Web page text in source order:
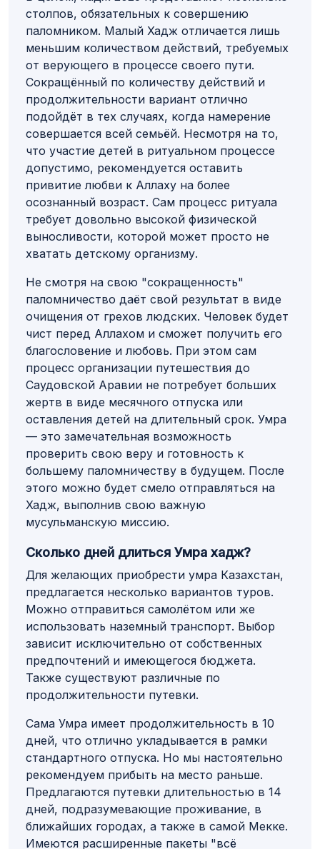
столпов, обязательных к совершению
паломником. Малый Хадж отличается лишь
меньшим количеством действий, требуемых
от верующего в процессе своего пути.
Сокращённый по количеству действий и
продолжительности вариант отлично
подойдёт в тех случаях, когда намерение
совершается всей семьёй. Несмотря на то,
что участие детей в ритуальном процессе
допустимо, рекомендуется оставить
привитие любви к Аллаху на более
осознанный возраст. Сам процесс ритуала
требует довольно высокой физической
выносливости, которой может просто не
хватать детскому организму.
Не смотря на свою "сокращенность"
паломничество даёт свой результат в виде
очищения от грехов людских. Человек будет
чист перед Аллахом и сможет получить его
благословение и любовь. При этом сам
процесс организации путешествия до
Саудовской Аравии не потребует больших
жертв в виде месячного отпуска или
оставления детей на длительный срок. Умра
— это замечательная возможность
проверить свою веру и готовность к
большему паломничеству в будущем. После
этого можно будет смело отправляться на
Хадж, выполнив свою важную
мусульманскую миссию.
Сколько дней длиться Умра хадж?
Для желающих приобрести умра Казахстан,
предлагается несколько вариантов туров.
Можно отправиться самолётом или же
использовать наземный транспорт. Выбор
зависит исключительно от собственных
предпочтений и имеющегося бюджета.
Также существуют различные по
продолжительности путевки.
Сама Умра имеет продолжительность в 10
дней, что отлично укладывается в рамки
стандартного отпуска. Но мы настоятельно
рекомендуем прибыть на место раньше.
Предлагаются путевки длительностью в 14
дней, подразумевающие проживание, в
ближайших городах, а также в самой Мекке.
Имеются расширенные пакеты "всё